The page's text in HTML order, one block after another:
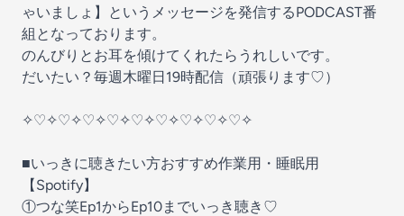
ゃいましょ】というメッセージを発信するPODCAST番
組となっております。
のんびりとお耳を傾けてくれたらうれしいです。
だいたい？毎週木曜日19時配信（頑張ります♡）
✧♡✧♡✧♡✧♡✧♡✧♡✧♡✧♡✧♡✧
■いっきに聴きたい方おすすめ作業用・睡眠用
【Spotify】
①つな笑Ep1からEp10までいっき聴き♡